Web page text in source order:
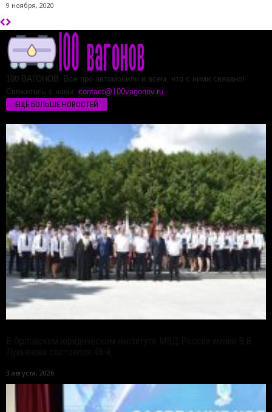
9 ноября, 2020
100 ВАГОНОВ. Все про автомобили и всем, что с ними связано!
Свяжитесь с нами: contact@100vagonov.ru
ЕЩЁ БОЛЬШЕ НОВОСТЕЙ
3 августа, 2026